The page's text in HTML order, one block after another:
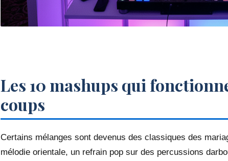
Les 10 mashups qui
coups
Certains mélanges sont devenus des classiques des
mélodie orientale, un refrain pop sur des percussions